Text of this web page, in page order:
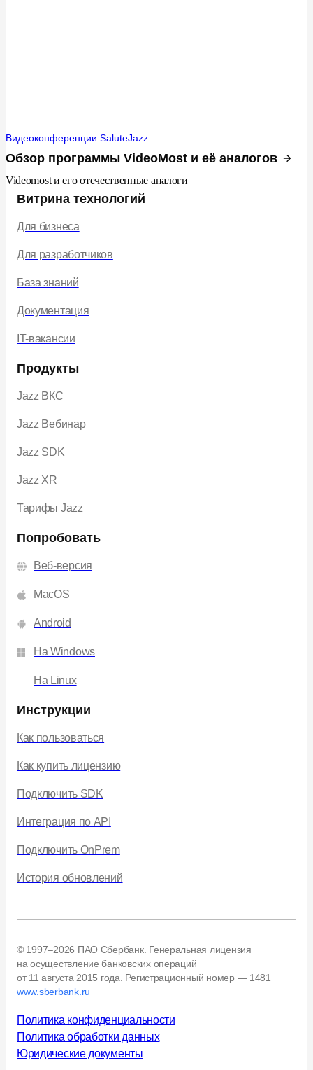
Видеоконференции SaluteJazz
Обзор программы VideoMost и её аналогов
Videomost и его отечественные аналоги
Витрина технологий
Для бизнеса
Для разработчиков
База знаний
Документация
IT-вакансии
Продукты
Jazz ВКС
Jazz Вебинар
Jazz SDK
Jazz XR
Тарифы Jazz
Попробовать
Веб-версия
MacOS
Android
На Windows
На Linux
Инструкции
Как пользоваться
Как купить лицензию
Подключить SDK
Интеграция по API
Подключить OnPrem
История обновлений
© 1997–2026 ПАО Сбербанк. Генеральная лицензия
на осуществление банковских операций
от 11 августа 2015 года. Регистрационный номер — 1481
www.sberbank.ru
Политика конфиденциальности
Политика обработки данных
Юридические документы